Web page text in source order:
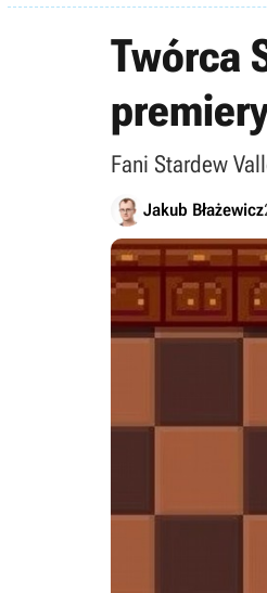
Twórca
Fani Stardew
Jakub Błażewicz